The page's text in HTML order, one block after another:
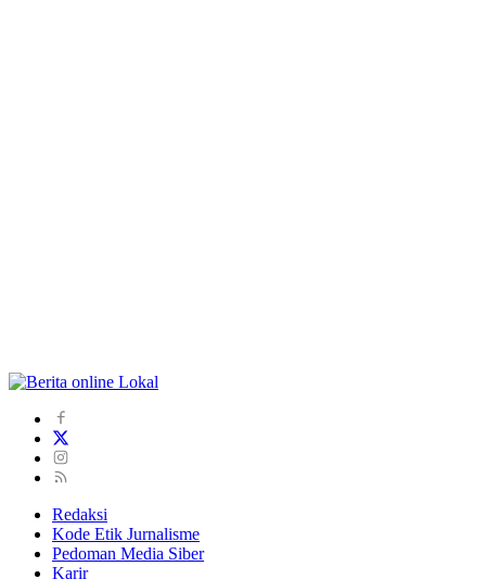
Redaksi
Kode Etik Jurnalisme
Pedoman Media Siber
Karir